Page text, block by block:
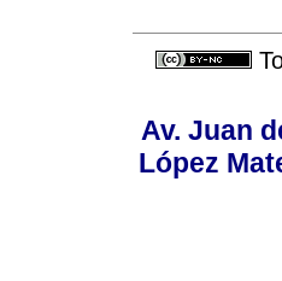
Av. Juan
López